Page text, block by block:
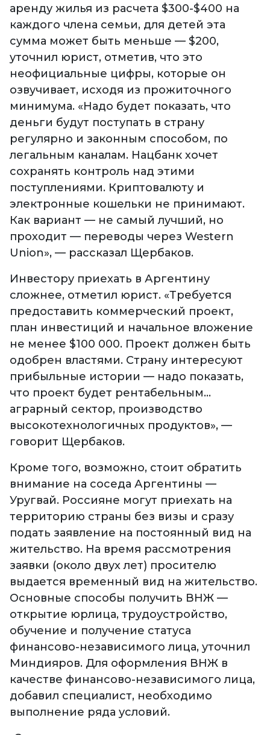
аренду жилья из расчета $300-$400 на
каждого члена семьи, для детей эта
сумма может быть меньше — $200,
уточнил юрист, отметив, что это
неофициальные цифры, которые он
озвучивает, исходя из прожиточного
минимума. «Надо будет показать, что
деньги будут поступать в страну
регулярно и законным способом, по
легальным каналам. Нацбанк хочет
сохранять контроль над этими
поступлениями. Криптовалюту и
электронные кошельки не принимают.
Как вариант — не самый лучший, но
проходит — переводы через Western
Union», — рассказал Щербаков.
Инвестору приехать в Аргентину
сложнее, отметил юрист. «Требуется
предоставить коммерческий проект,
план инвестиций и начальное вложение
не менее $100 000. Проект должен быть
одобрен властями. Страну интересуют
прибыльные истории — надо показать,
что проект будет рентабельным...
аграрный сектор, производство
высокотехнологичных продуктов», —
говорит Щербаков.
Кроме того, возможно, стоит обратить
внимание на соседа Аргентины —
Уругвай. Россияне могут приехать на
территорию страны без визы и сразу
подать заявление на постоянный вид на
жительство. На время рассмотрения
заявки (около двух лет) просителю
выдается временный вид на жительство.
Основные способы получить ВНЖ —
открытие юрлица, трудоустройство,
обучение и получение статуса
финансово-независимого лица, уточнил
Миндияров. Для оформления ВНЖ в
качестве финансово-независимого лица,
добавил специалист, необходимо
выполнение ряда условий.